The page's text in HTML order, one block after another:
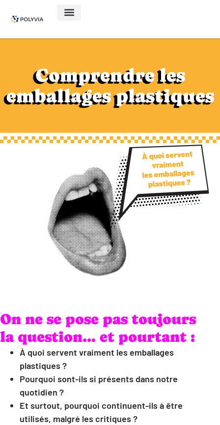
Comprendre les
emballages plastiques
On ne se pose pas toujours
la question… et pourtant :
À quoi servent vraiment les emballages
plastiques ?
Pourquoi sont-ils si présents dans notre
quotidien ?
Et surtout, pourquoi continuent-ils à être
utilisés, malgré les critiques ?